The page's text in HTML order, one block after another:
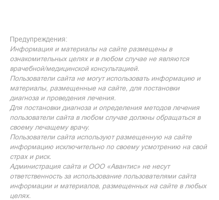
Предупреждения:
Информация и материалы на сайте размещены в
ознакомительных целях и в любом случае не являются
врачебной/медицинской консультацией.
Пользователи сайта не могут использовать информацию и
материалы, размещенные на сайте, для постановки
диагноза и проведения лечения.
Для постановки диагноза и определения методов лечения
пользователи сайта в любом случае должны обращаться в
своему лечащему врачу.
Пользователи сайта используют размещенную на сайте
информацию исключительно по своему усмотрению на свой
страх и риск.
Администрация сайта и ООО «Авантис» не несут
ответственность за использование пользователями сайта
информации и материалов, размещенных на сайте в любых
целях.